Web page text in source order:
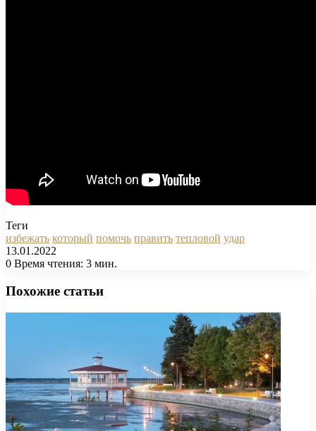
Теги
избежать который помочь править тепловой удар
13.01.2022
0 Время чтения: 3 мин.
Похожие статьи